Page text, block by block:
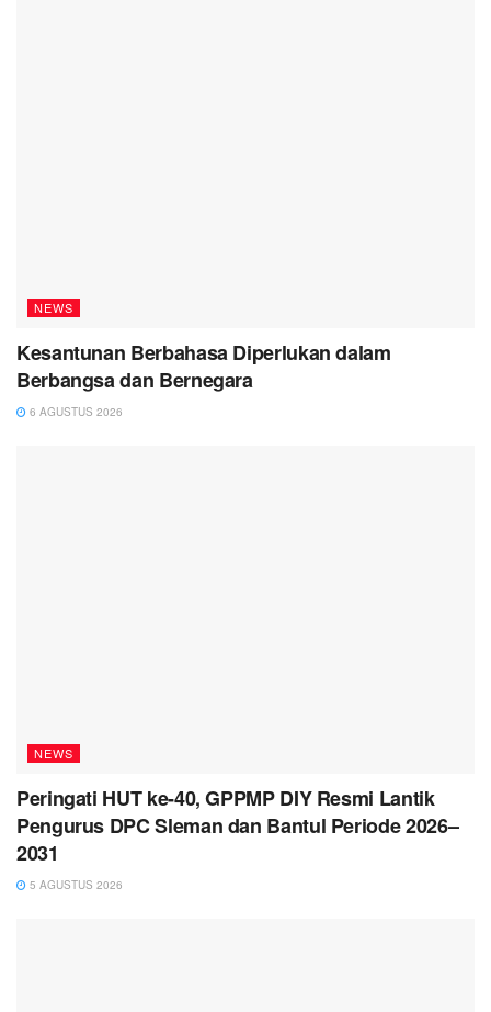
NEWS
Kesantunan Berbahasa Diperlukan dalam
Berbangsa dan Bernegara
6 AGUSTUS 2026
NEWS
Peringati HUT ke-40, GPPMP DIY Resmi Lantik
Pengurus DPC Sleman dan Bantul Periode 2026–
2031
5 AGUSTUS 2026